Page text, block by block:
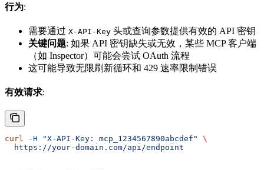
行为:
需要通过 X-API-Key 头或查询参数提供有效的 API 密钥
关键问题: 如果 API 密钥缺失或无效，某些 MCP 客户端
（如 Inspector）可能会尝试 OAuth 流程
这可能导致无限刷新循环和 429 速率限制错误
有效请求:
curl -H "X-API-Key: mcp_1234567890abcdef"
\
  https://your-domain.com/api/endpoint